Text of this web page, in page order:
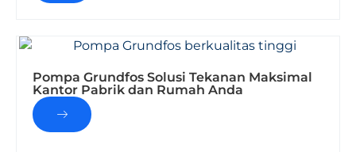
Pompa Grundfos Solusi Tekanan Maksimal
Kantor Pabrik dan Rumah Anda